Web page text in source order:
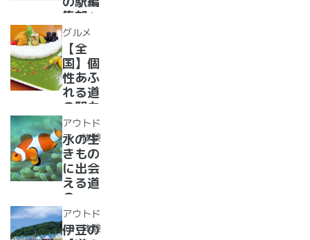
駅読者
が選ん
だ道の
駅ラン
キング
【最
新】
集部」
イチオ
シ！お
風呂の
ある道
の駅
16
選！あ
った
か、湯
ったり
道の駅
グルメ
【全
国】個
性あふ
れる道
の駅カ
レー大
集合！
道の駅
で食べ
られる
人気ダ
ムカレ
ー28
アウトド
ア・体験
水の生
きもの
に出会
える道
の
駅??〜
水族館
アウトド
ア・体験
伊豆の